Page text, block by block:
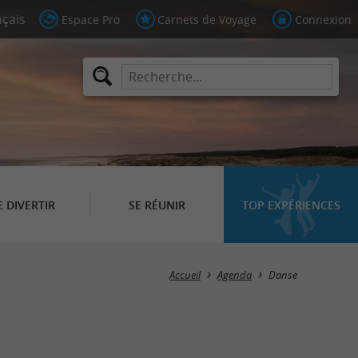
Espace Pro Carnets de Voyage Connexion
DIVERTIR SE RÉUNIR TOP EXPÉRIENCES
Masquer la carte
Accueil Agenda Danse